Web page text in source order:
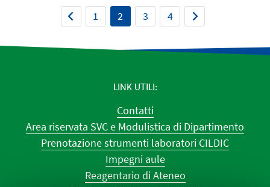
1 2 3 4
LINK UTILI
Contatti
Area riservata SVC e Modulistica di Dipartimento
Prenotazione strumenti laboratori CILDIC
Impegni aule
Reagentario di Ateneo